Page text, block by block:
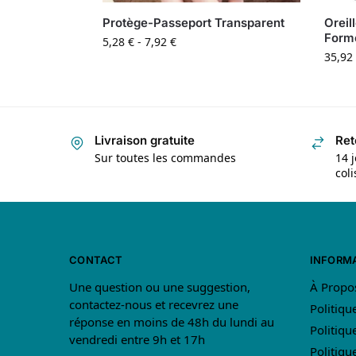
Protège-Passeport Transparent
5,28 €- 7,92 €
35,92
Livraison gratuite
Sur toutes les commandes
14
CONTACT
Une question ou une suggestion,
contactez-nous et recevrez une
réponse en moins de 48h du lundi au
vendredi entre 9h et 17h
À